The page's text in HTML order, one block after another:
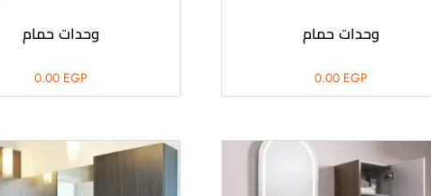
وحدات حمام
0.00 EGP
وحدات حمام
0.00 EGP